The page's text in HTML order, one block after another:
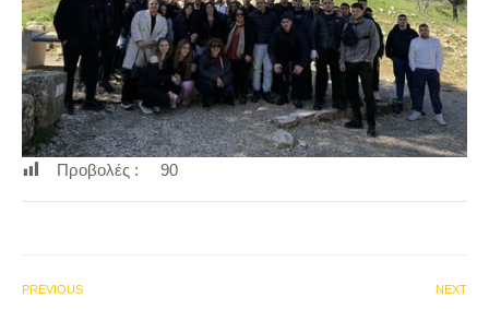
Προβολές : 90
PREVIOUS NEXT